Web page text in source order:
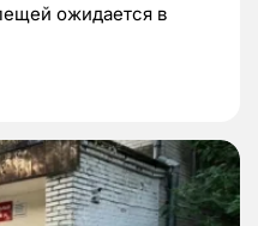
ожидается в